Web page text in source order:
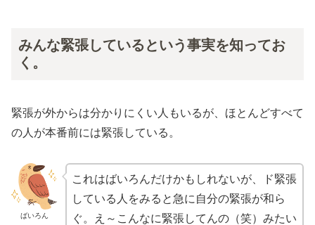
みんな緊張しているという事実を知ってお
く。
緊張が外からは分かりにくい人もいるが、ほとんどすべて
の人が本番前には緊張している。
ばいろん
これはばいろんだけかもしれないが、ド緊張
している人をみると急に自分の緊張が和ら
ぐ。え～こんなに緊張してんの（笑）みたい